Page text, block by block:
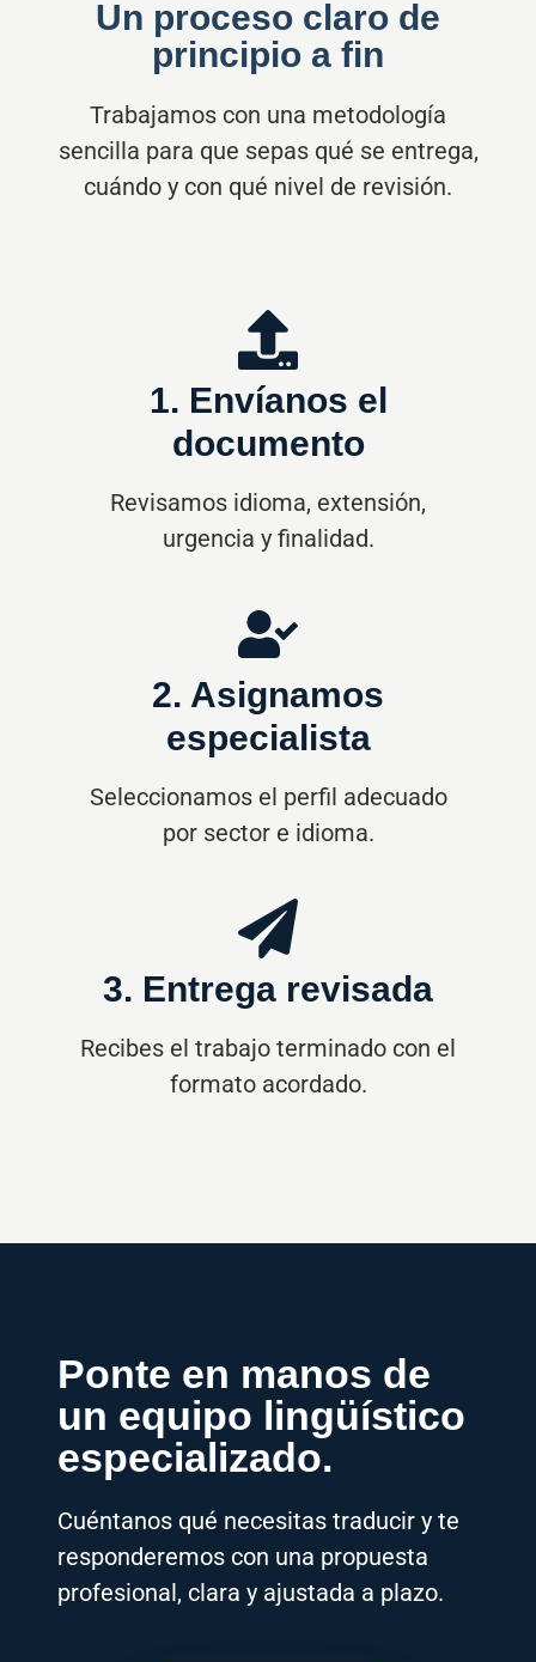
Un proceso claro de
principio a fin
Trabajamos con una metodología
sencilla para que sepas qué se entrega,
cuándo y con qué nivel de revisión.
1. Envíanos el
documento
Revisamos idioma, extensión,
urgencia y finalidad.
2. Asignamos
especialista
Seleccionamos el perfil adecuado
por sector e idioma.
3. Entrega revisada
Recibes el trabajo terminado con el
formato acordado.
Ponte en manos de
un equipo lingüístico
especializado.
Cuéntanos qué necesitas traducir y te
responderemos con una propuesta
profesional, clara y ajustada a plazo.